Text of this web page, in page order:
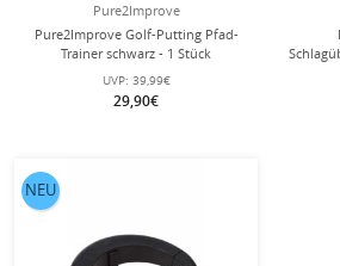
Pure2Improve
Pure2Improve Golf-Putting Pfad-
Trainer schwarz - 1 Stück
UVP: 39,99€
29,90€
NEU